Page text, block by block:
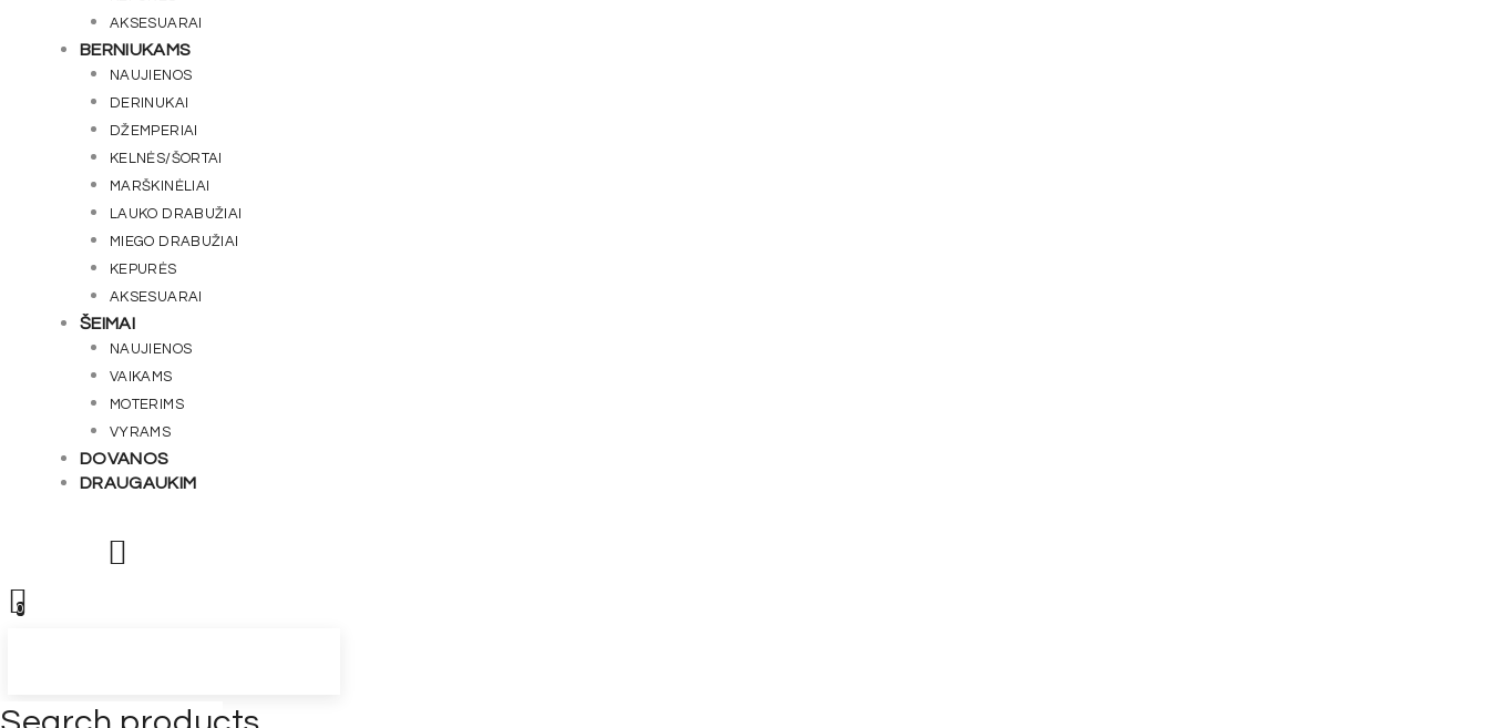
AKSESUARAI
BERNIUKAMS
NAUJIENOS
DERINUKAI
DŽEMPERIAI
KELNĖS/ŠORTAI
MARŠKINĖLIAI
LAUKO DRABUŽIAI
MIEGO DRABUŽIAI
KEPURĖS
AKSESUARAI
ŠEIMAI
NAUJIENOS
VAIKAMS
MOTERIMS
VYRAMS
DOVANOS
DRAUGAUKIM
0